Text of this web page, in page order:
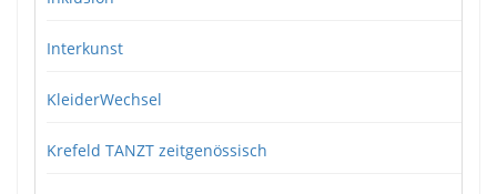
Interkunst
KleiderWechsel
Krefeld TANZT zeitgenössisch